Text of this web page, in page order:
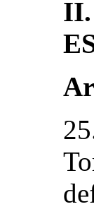
II.